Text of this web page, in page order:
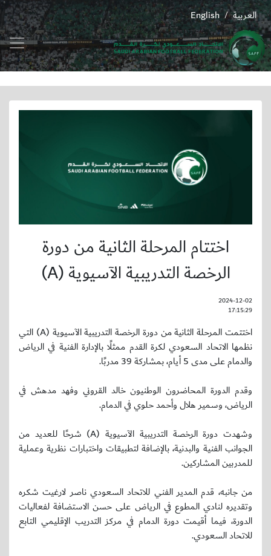
English / العربية
اختتام المرحلة الثانية من دورة
الرخصة التدريبية الآسيوية (A)
2024-12-02
17:15:29
اختتمت المرحلة الثانية من دورة الرخصة التدريبية الآسيوية (A) التي
نظمها الاتحاد السعودي لكرة القدم ممثلًا بالإدارة الفنية في الرياض
والدمام على مدى 5 أيام، بمشاركة 39 مدربًا.
وقدم الدورة المحاضرون الوطنيون خالد القروني وفهد مدهش في
الرياض، وسمير هلال وأحمد حلوي في الدمام.
وشهدت دورة الرخصة التدريبية الآسيوية (A) شرحًا للعديد من
الجوانب الفنية والبدنية، بالإضافة لتطبيقات واختبارات نظرية وعملية
للمدربين المشاركين.
من جانبه، قدم المدير الفني للاتحاد السعودي ناصر لارغيت شكره
وتقديره لنادي المطوع في الرياض على حسن الاستضافة لفعاليات
الدورة، فيما أقيمت دورة الدمام في مركز التدريب الإقليمي التابع
للاتحاد السعودي.